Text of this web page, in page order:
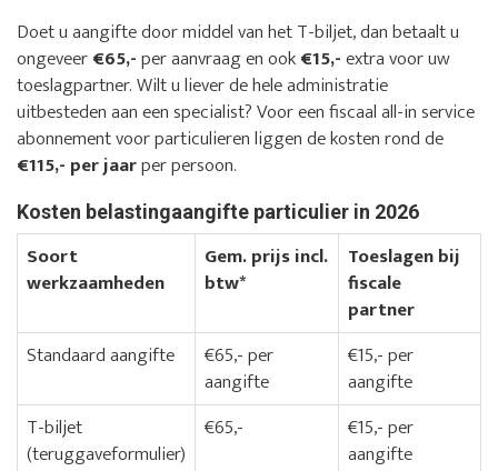
Doet u aangifte door middel van het T-biljet, dan betaalt u
ongeveer€65,-per aanvraag en ook€15,-extra voor uw
toeslagpartner. Wilt u liever de hele administratie
uitbesteden aan een specialist? Voor een fiscaal all-in service
abonnement voor particulieren liggen de kosten rond de
€115,- per jaarper persoon.
Kosten belastingaangifte particulier in 2026
Soort
werkzaamheden
Gem. prijs incl.
btw*
Toeslagen bij
fiscale
partner
Standaard aangifte
€65,- per
aangifte
€15,- per
aangifte
T-biljet
(teruggaveformulier)
€65,-
€15,- per
aangifte